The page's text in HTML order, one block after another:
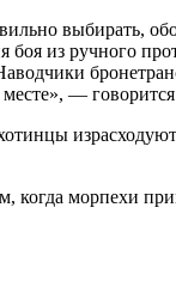
выбирать,
из ручного
—
морпехи